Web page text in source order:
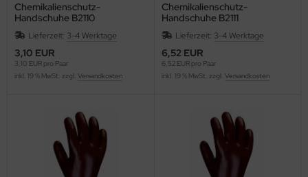
Chemikalienschutz-
Handschuhe B2110
Lieferzeit: 3-4 Werktage
3,10 EUR
3,10 EUR pro Paar
inkl. 19 % MwSt. zzgl. Versandkosten
Chemikalienschutz-
Handschuhe B2111
Lieferzeit: 3-4 Werktage
6,52 EUR
6,52 EUR pro Paar
inkl. 19 % MwSt. zzgl. Versandkosten